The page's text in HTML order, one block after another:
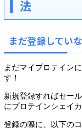
法
まだ登録してい
まだマイプロテイン
す！
新規登録すればセー
にプロテインシェイ
登録の際に、以下の